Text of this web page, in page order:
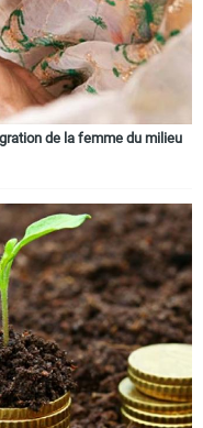
de la femme du milieu